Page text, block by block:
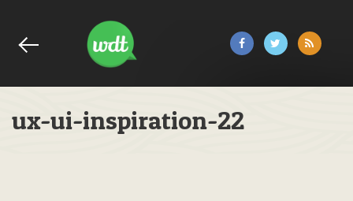
ux-ui-inspiration-22